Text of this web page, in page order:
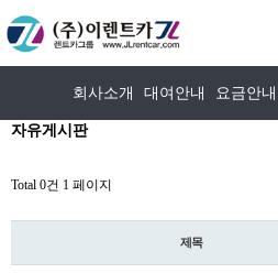
회사소개 대여안내 요금안내
자유게시판
Total 0건 1 페이지
제목